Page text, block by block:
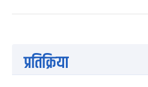
प्रतिक्रिया